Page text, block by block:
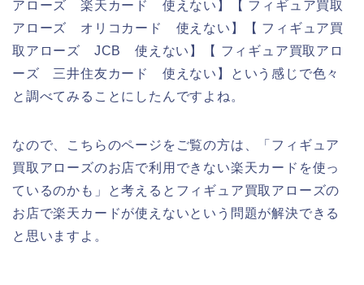
アローズ 楽天カード 使えない】【 フィギュア買取
アローズ オリコカード 使えない】【 フィギュア買
取アローズ JCB 使えない】【 フィギュア買取アロ
ーズ 三井住友カード 使えない】という感じで色々
と調べてみることにしたんですよね。
なので、こちらのページをご覧の方は、「フィギュア
買取アローズのお店で利用できない楽天カードを使っ
ているのかも」と考えるとフィギュア買取アローズの
お店で楽天カードが使えないという問題が解決できる
と思いますよ。